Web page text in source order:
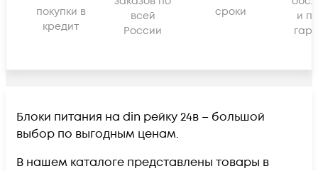
покупки в
кредит
всей
России
сроки
и
Блоки питания на din рейку 24в – большой
выбор по выгодным ценам.
В нашем каталоге представлены товары в